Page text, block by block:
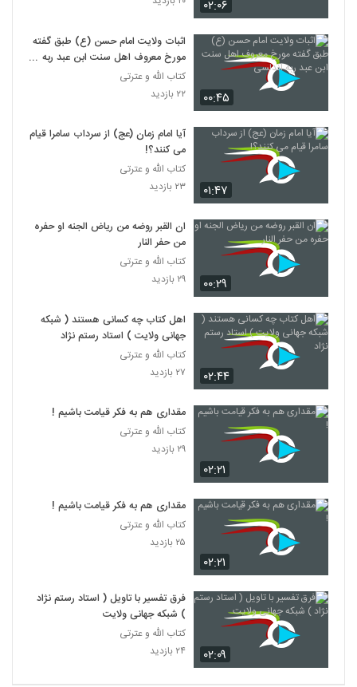
۰۲:۰۶
۰۰:۴۵
اثبات ولایت امام حسن (ع) طبق گفته
مورخ معروف اهل سنت ابن عبد ربه
اندلسی
کتاب الله و عترتی
۲۲ بازدید
۰۱:۴۷
آیا امام زمان (عج) از سرداب سامرا قیام
می کنند؟!
کتاب الله و عترتی
۲۳ بازدید
۰۰:۲۹
ان القبر روضه من ریاض الجنه او حفره
من حفر النار
کتاب الله و عترتی
۲۹ بازدید
۰۲:۴۴
اهل کتاب چه کسانی هستند ( شبکه
جهانی ولایت ) استاد رستم نژاد
کتاب الله و عترتی
۲۷ بازدید
۰۲:۲۱
مقداری هم به فکر قیامت باشیم !
کتاب الله و عترتی
۲۹ بازدید
۰۲:۲۱
مقداری هم به فکر قیامت باشیم !
کتاب الله و عترتی
۲۵ بازدید
۰۲:۰۹
فرق تفسیر با تاویل ( استاد رستم نژاد
) شبکه جهانی ولایت
کتاب الله و عترتی
۲۴ بازدید